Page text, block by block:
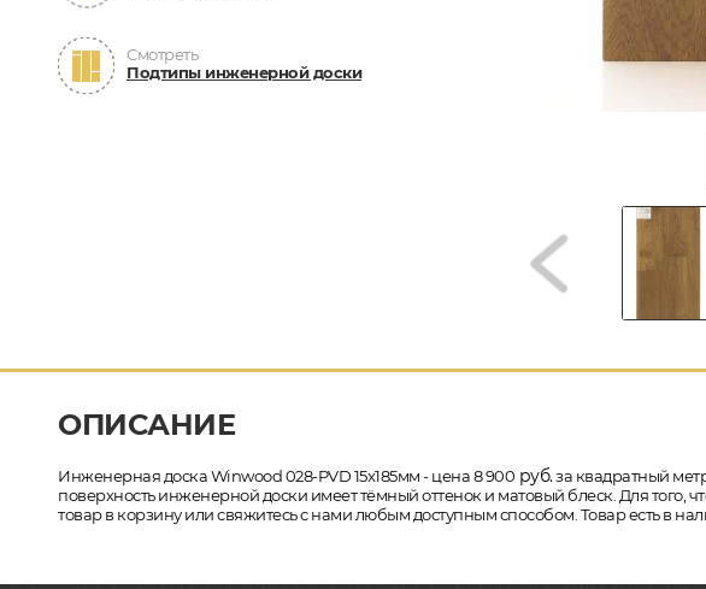
Смотреть
Подтипы инженерной доски
ОПИСАНИЕ
Инженерная доска Winwood 028-PVD 15х185мм - цена 8 900 руб.за квадратный
поверхность инженерной доски имеет тёмный оттенок и матовый блеск. Для того,
товар в корзину или свяжитесь с нами любым доступным способом. Товар есть в